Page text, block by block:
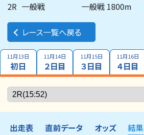
2R 一般戦 一般戦 1800m
レース一覧へ戻る
11月13日
初日
11月14日
２日目
11月15日
３日目
11月16日
４日目
出走表 直前データ オッズ 結果